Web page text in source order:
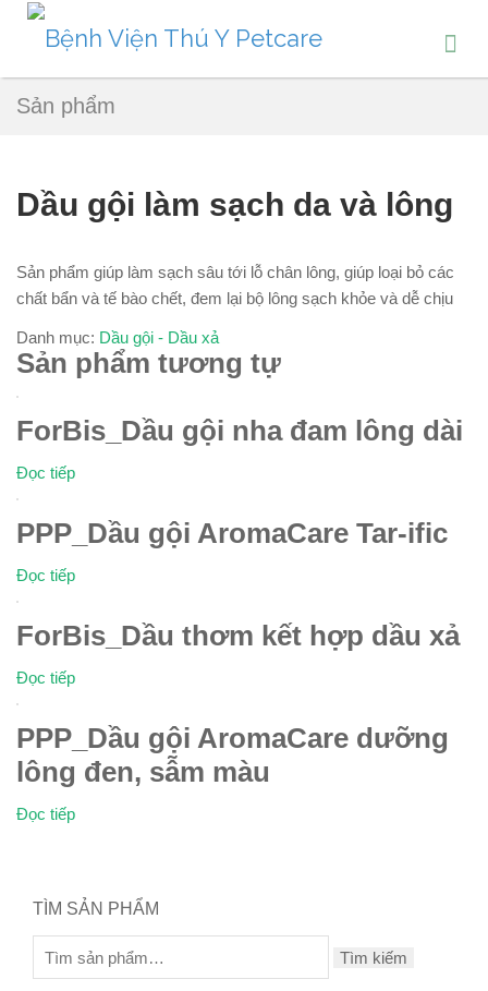
Sản phẩm
Dầu gội làm sạch da và lông
Sản phẩm giúp làm sạch sâu tới lỗ chân lông, giúp loại bỏ các
chất bẩn và tế bào chết, đem lại bộ lông sạch khỏe và dễ chịu
Danh mục: Dầu gội - Dầu xả
Sản phẩm tương tự
ForBis_Dầu gội nha đam lông dài
Đọc tiếp
PPP_Dầu gội AromaCare Tar-ific
Đọc tiếp
ForBis_Dầu thơm kết hợp dầu xả
Đọc tiếp
PPP_Dầu gội AromaCare dưỡng
lông đen, sẫm màu
Đọc tiếp
TÌM SẢN PHẨM
Tìm kiếm